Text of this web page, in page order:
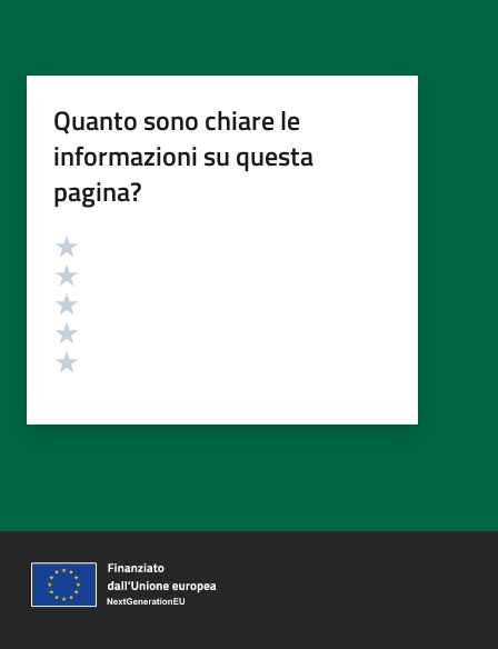
Quanto sono chiare le
informazioni su questa
pagina?
Valutazione